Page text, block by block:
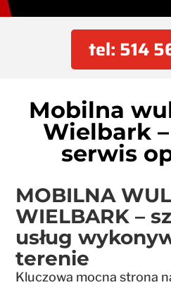
tel: 514
Mobilna
Wielbark
serwis
MOBILNA
WIELBARK –
usług
terenie
Kluczowa mocna strona